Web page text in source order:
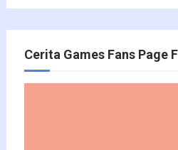
Cerita Games Fans Page